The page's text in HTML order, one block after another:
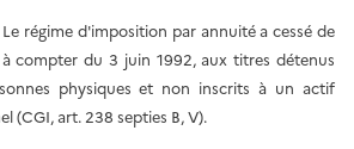
régime d'imposition par annuité a cessé de
compter du 3 juin 1992, aux titres détenus
physiques et non inscrits à un actif
(CGI, art. 238 septies B, V).